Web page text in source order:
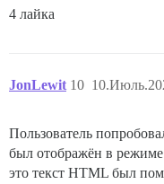
4 лайка
JonLewit 10
Пользователь
был отображён в
это текст HTML был